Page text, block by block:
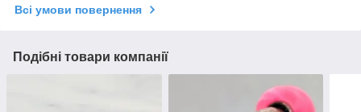
Всі умови повернення
Подібні товари компанії